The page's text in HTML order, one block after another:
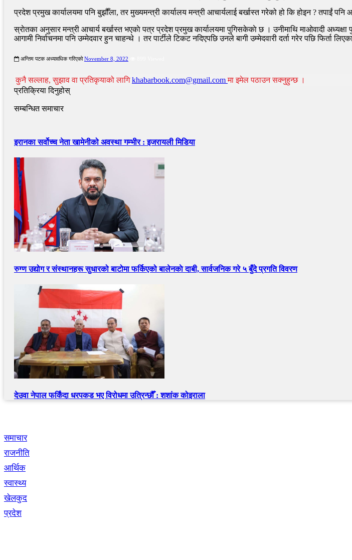
‘विशेष महाधिवेशनको वैधानिकता पुष्टि भइसकेको छ, अदालतमा शानका साथ प्रतिरक्षा गर्छौं’
वर्तमान सरकारले उत्पीडित वर्गको भावना सम्बोधन गर्न सकेनः नेता आङदेम्बे
प्रदेश प्रमुख कार्यालयमा पनि बुझौँला, तर मुख्यमन्त्री कार्यालय मन्त्री आचार्यलाई बर्खास्त गरेको हो कि होइन ? तपाईं
स्राेतका अनुसार मन्त्री आचार्य बर्खास्त भएकाे पत्र प्रदेश प्रमुख कार्यालयमा पुगिसकेकाे छ । उनीमाथि माओवादी
आगामी निर्वाचनमा पनि उम्मेदवार हुन चाहन्थे । तर पार्टीले टिकट नदिएपछि उनले बागी उम्मेदवारी दर्ता गरेर पछि फिर्ता
अन्तिम पटक अध्यावधिक गरिएको November 8, 2022
कुनै सल्लाह, सुझाव वा प्रतिकृयाको लागिkhabarbook.com@gmail.comमा इमेल पठाउन सक्नुहुन्छ ।
प्रतिक्रिया दिनुहोस्
सम्बन्धित समाचार
इरानका सर्वोच्च नेता खामेनीको अवस्था गम्भीर : इजरायली मिडिया
रुग्ण उद्योग र संस्थानहरू सुधारको बाटोमा फर्किएको बालेनकाे दाबी, सार्वजनिक गरे ५ बुँदे प्रगति विवरण
देउवा नेपाल फर्किंदा धरपकड भए विरोधमा उत्रिन्छौँ : शशांक कोइराला
समाचार
राजनीति
आर्थिक
स्वास्थ्य
खेलकुद
प्रदेश